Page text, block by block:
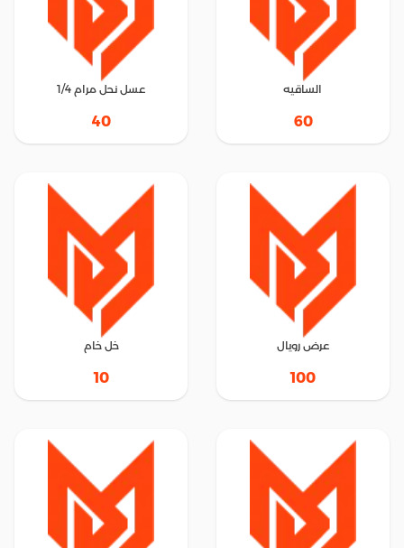
الساقيه
60
عسل نحل مرام 1/4
40
عرض رويال
100
خل خام
10